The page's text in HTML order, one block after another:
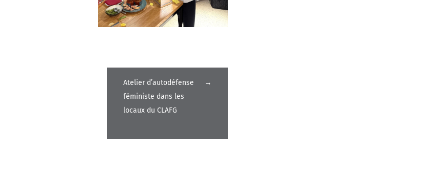
Atelier d’autodéfense
féministe dans les
locaux du CLAFG
→